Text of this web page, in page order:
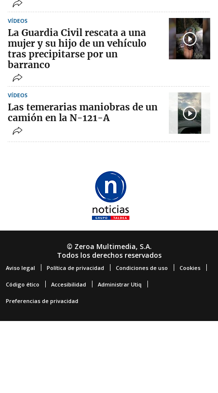
VÍDEOS
La Guardia Civil rescata a una
mujer y su hijo de un vehículo
tras precipitarse por un
barranco
VÍDEOS
Las temerarias maniobras de un
camión en la N-121-A
© Zeroa Multimedia, S.A.
Todos los derechos reservados
Aviso legal Política de privacidad Condiciones de uso Cookies
Código ético Accesibilidad Administrar Utiq
Preferencias de privacidad